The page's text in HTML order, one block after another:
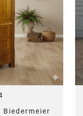
Biedermeier